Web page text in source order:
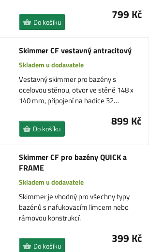
799 Kč
Do košíku
Skimmer CF vestavný antracitový
Skladem u dodavatele
Vestavný skimmer pro bazény s
ocelovou stěnou, otvor ve stěně 148 x
140 mm, připojení na hadice 32…
899 Kč
Do košíku
Skimmer CF pro bazény QUICK a
FRAME
Skladem u dodavatele
Skimmer je vhodný pro všechny typy
bazénů s nafukovacím límcem nebo
rámovou konstrukcí.
399 Kč
Do košíku